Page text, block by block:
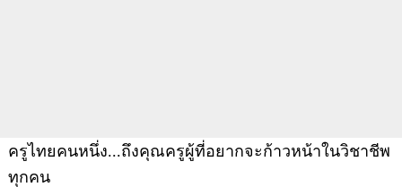
ครูไทยคนหนึ่ง...ถึงคุณครูผู้ที่อยากจะก้าวหน้าในวิชาชีพ
ทุกคน